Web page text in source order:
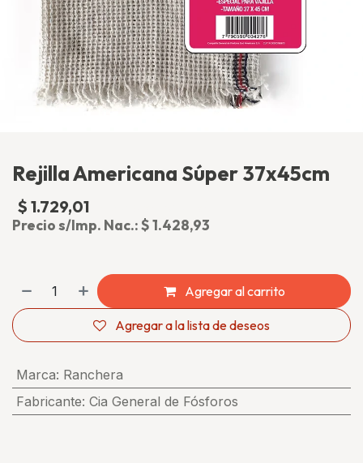
Rejilla Americana Súper 37x45cm
$ 1.729,01
Precio s/Imp. Nac.:$1.428,93
Agregar al carrito
Agregar a la lista de deseos
Marca: Ranchera
Fabricante: Cia General de Fósforos